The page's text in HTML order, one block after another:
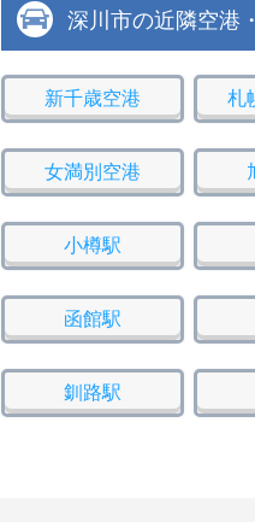
深川市の近隣空港
新千歳空港 札
女満別空港
小樽駅
函館駅
釧路駅